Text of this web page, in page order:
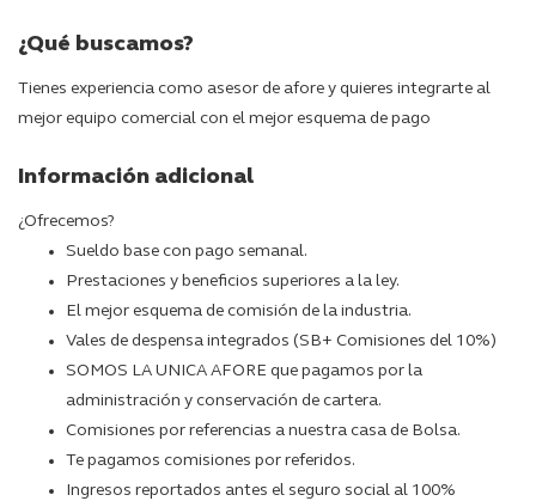
¿Qué buscamos?
Tienes experiencia como asesor de afore y quieres integrarte al
mejor equipo comercial con el mejor esquema de pago
Información adicional
¿Ofrecemos?
Sueldo base con pago semanal.
Prestaciones y beneficios superiores a la ley.
El mejor esquema de comisión de la industria.
Vales de despensa integrados (SB+ Comisiones del 10%)
SOMOS LA UNICA AFORE que pagamos por la
administración y conservación de cartera.
Comisiones por referencias a nuestra casa de Bolsa.
Te pagamos comisiones por referidos.
Ingresos reportados antes el seguro social al 100%